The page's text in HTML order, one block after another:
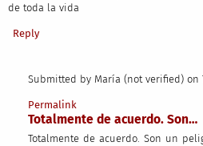
de toda la vida
Reply
Submitted by María (not verified) on
In reply to
Permalink
Totalmente de acuerdo. Son…
Totalmente de acuerdo. Son un